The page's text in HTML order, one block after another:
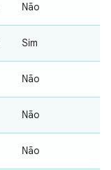
Não
Sim
Não
Não
Não